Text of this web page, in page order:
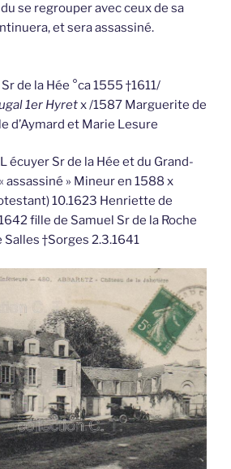
se regrouper avec ceux de sa
et sera assassiné.
de la Hée °ca 1555 †1611/
1er Hyretx /1587 Marguerite de
d’Aymard et Marie Lesure
écuyer Sr de la Hée et du Grand-
assassiné » Mineur en 1588 x
10.1623 Henriette de
fille de Samuel Sr de la Roche
†Sorges 2.3.1641